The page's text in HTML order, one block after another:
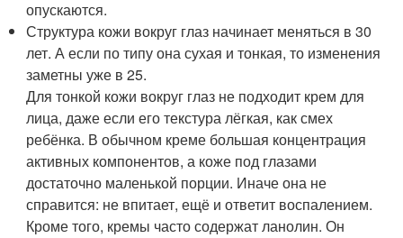
опускаются.
Структура кожи вокруг глаз начинает меняться в 30
лет. А если по типу она сухая и тонкая, то изменения
заметны уже в 25.
Для тонкой кожи вокруг глаз не подходит крем для
лица, даже если его текстура лёгкая, как смех
ребёнка. В обычном креме большая концентрация
активных компонентов, а коже под глазами
достаточно маленькой порции. Иначе она не
справится: не впитает, ещё и ответит воспалением.
Кроме того, кремы часто содержат ланолин. Он